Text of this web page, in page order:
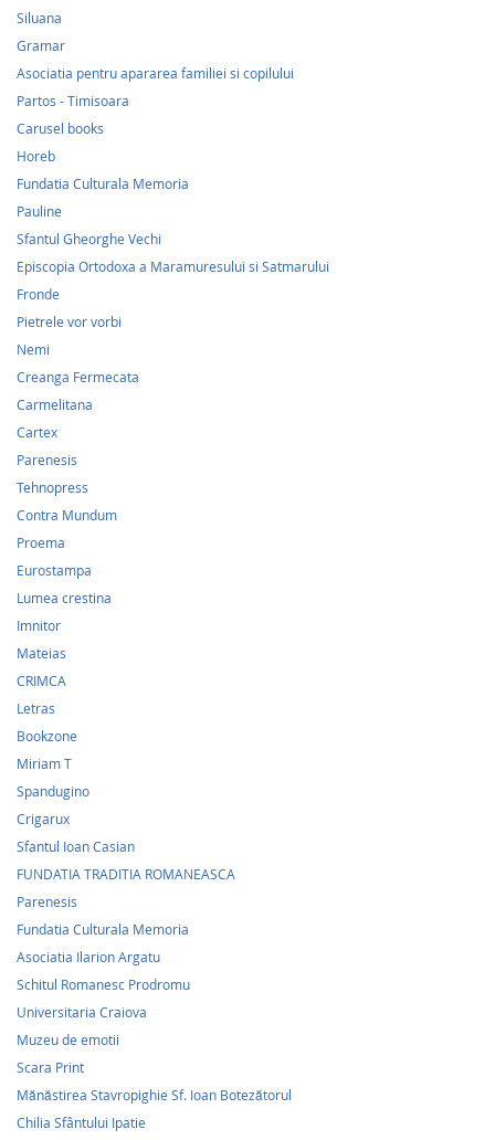
Siluana
Gramar
Asociatia pentru apararea familiei si copilului
Partos - Timisoara
Carusel books
Horeb
Fundatia Culturala Memoria
Pauline
Sfantul Gheorghe Vechi
Episcopia Ortodoxa a Maramuresului si Satmarului
Fronde
Pietrele vor vorbi
Nemi
Creanga Fermecata
Carmelitana
Cartex
Parenesis
Tehnopress
Contra Mundum
Proema
Eurostampa
Lumea crestina
Imnitor
Mateias
CRIMCA
Letras
Bookzone
Miriam T
Spandugino
Crigarux
Sfantul Ioan Casian
FUNDATIA TRADITIA ROMANEASCA
Parenesis
Fundatia Culturala Memoria
Asociatia Ilarion Argatu
Schitul Romanesc Prodromu
Universitaria Craiova
Muzeu de emotii
Scara Print
Mănăstirea Stavropighie Sf. Ioan Botezătorul
Chilia Sfântului Ipatie